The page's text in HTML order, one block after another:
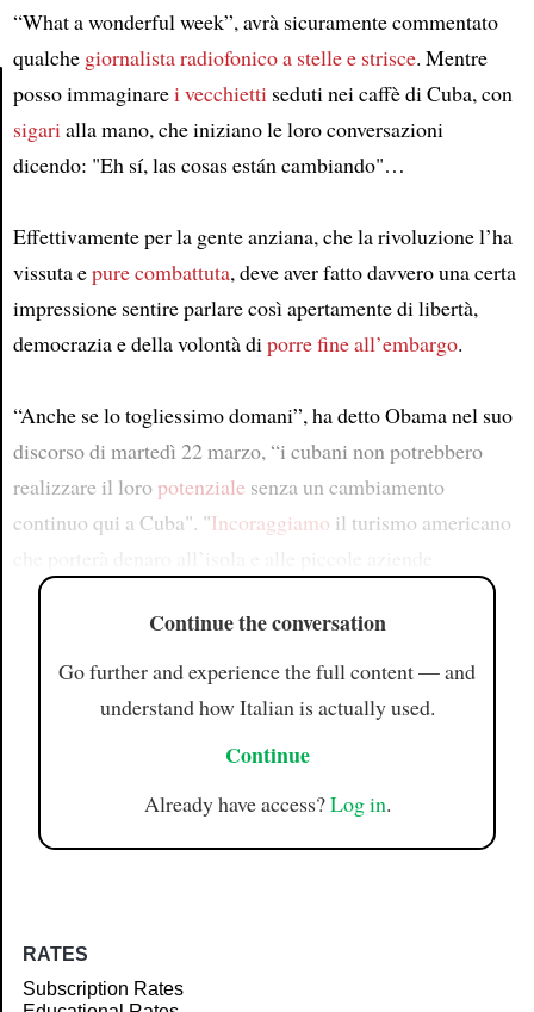
Article
“What a wonderful week”, avrà sicuramente commentato
qualche giornalista radiofonico a stelle e strisce. Mentre
posso immaginarei vecchiettiseduti nei caffè di Cuba, con
sigarialla mano, che iniziano le loro conversazioni
dicendo: "Eh sí, las cosas están cambiando"…
Effettivamente per la gente anziana, che la rivoluzione l’ha
vissuta epure combattuta, deve aver fatto davvero una certa
impressione sentire parlare così apertamente di libertà,
democrazia e della volontà diporre fine all’embargo.
“Anche se lo togliessimo domani”, ha detto Obama nel suo
discorso di martedì 22 marzo, “i cubani non potrebbero
realizzare il loro potenziale senza un cambiamento
continuo qui a Cuba". "Incoraggiamo il turismo americano
Continue the conversation
Go further and experience the full content — and
understand how Italian is actually used.
Continue
Already have access?Log in.
RATES
Subscription Rates